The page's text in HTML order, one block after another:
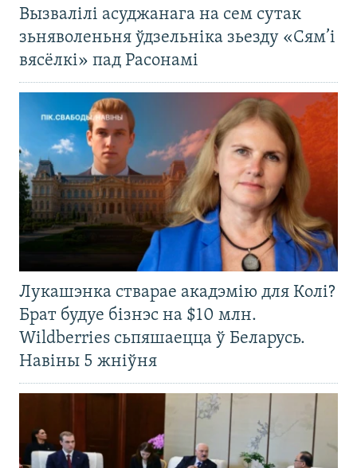
Вызвалілі асуджанага на сем сутак
зьняволеньня ўдзельніка зьезду «Сям’і
вясёлкі» пад Расонамі
Лукашэнка стварае акадэмію для Колі?
Брат будуе бізнэс на $10 млн.
Wildberries сьпяшаецца ў Беларусь.
Навіны 5 жніўня